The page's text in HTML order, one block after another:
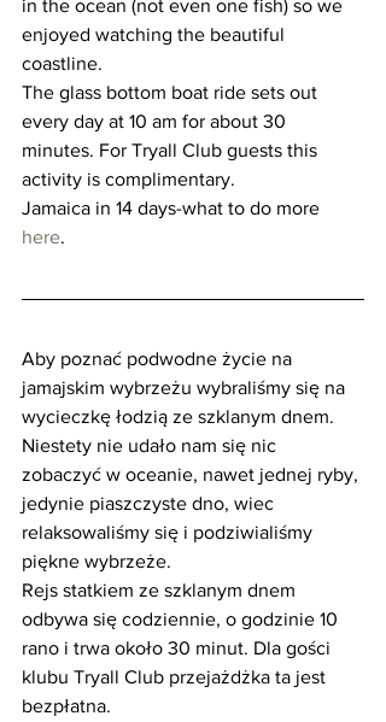
in the ocean (not even one fish) so we
enjoyed watching the beautiful
coastline.
The glass bottom boat ride sets out
every day at 10 am for about 30
minutes. For Tryall Club guests this
activity is complimentary.
Jamaica in 14 days-what to do more
here.
Aby poznać podwodne życie na
jamajskim wybrzeżu wybraliśmy się na
wycieczkę łodzią ze szklanym dnem.
Niestety nie udało nam się nic
zobaczyć w oceanie, nawet jednej ryby,
jedynie piaszczyste dno, wiec
relaksowaliśmy się i podziwialiśmy
piękne wybrzeże.
Rejs statkiem ze szklanym dnem
odbywa się codziennie, o godzinie 10
rano i trwa około 30 minut. Dla gości
klubu Tryall Club przejażdżka ta jest
bezpłatna.